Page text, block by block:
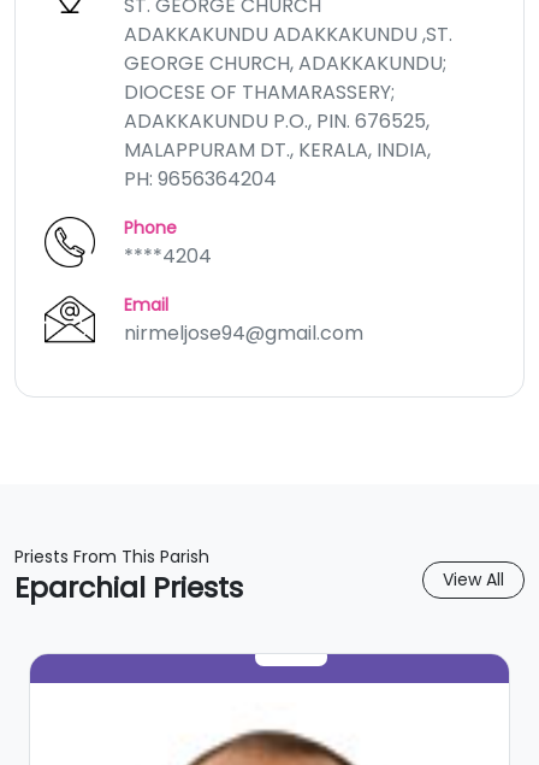
ADAKKAKUNDU ADAKKAKUNDU ,ST.
GEORGE CHURCH, ADAKKAKUNDU;
DIOCESE OF THAMARASSERY;
ADAKKAKUNDU P.O., PIN. 676525,
MALAPPURAM DT., KERALA, INDIA,
PH: 9656364204
Phone
****4204
Email
nirmeljose94@gmail.com
View All
Priests From This Parish
Eparchial Priests